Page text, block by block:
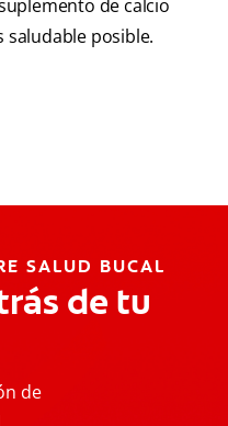
de calcio
saludable posible.
SALUD BUCAL
de tu
de